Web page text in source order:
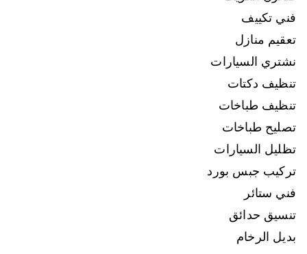
فني تكييف
تعقيم منازل
نشتري السيارات
تنظيف دكتات
تنظيف طباخات
تصليح طباخات
تظليل السيارات
تركيب جبس بورد
فني ستائر
تنسيق حدائق
بديل الرخام